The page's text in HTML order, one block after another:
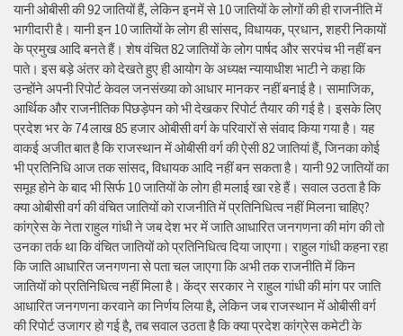
यानी ओबीसी की 92 जातियों हैं, लेकिन इनमें से 10 जातियों के लोगों की ही राजनीति में
भागीदारी है। यानी इन 10 जातियों के लोग ही सांसद, विधायक, प्रधान, शहरी निकायों
के प्रमुख आदि बनते हैं। शेष वंचित 82 जातियों के लोग पार्षद और सरपंच भी नहीं बन
पाते। इस बड़े अंतर को देखते हुए ही आयोग के अध्यक्ष न्यायाधीश भाटी ने कहा कि
उन्होंने अपनी रिपोर्ट केवल जनसंख्या को आधार मानकर नहीं बनाई है। सामाजिक,
आर्थिक और राजनीतिक पिछड़ेपन को भी देखकर रिपोर्ट तैयार की गई है। इसके लिए
प्रदेश भर के 74 लाख 85 हजार ओबीसी वर्ग के परिवारों से संवाद किया गया है। यह
वाकई अजीत बात है कि राजस्थान में ओबीसी वर्ग की ऐसी 82 जातियां हैं, जिनका कोई
भी प्रतिनिधि आज तक सांसद, विधायक आदि नहीं बन सकता है। यानी 92 जातियों का
समूह होने के बाद भी सिर्फ 10 जातियों के लोग ही मलाई खा रहे हैं। सवाल उठता है कि
क्या ओबीसी वर्ग की वंचित जातियों को राजनीति में प्रतिनिधित्व नहीं मिलना चाहिए?
कांग्रेस के नेता राहुल गांधी ने जब देश भर में जाति आधारित जनगणना की मांग की तो
उनका तर्क था कि वंचित जातियों को प्रतिनिधित्व दिया जाएगा। राहुल गांधी कहना रहा
कि जाति आधारित जनगणना से पता चल जाएगा कि अभी तक राजनीति में किन
जातियों को प्रतिनिधित्व नहीं मिला है। केंद्र सरकार ने राहुल गांधी की मांग पर जाति
आधारित जनगणना करवाने का निर्णय लिया है, लेकिन जब राजस्थान में ओबीसी वर्ग
की रिपोर्ट उजागर हो गई है, तब सवाल उठता है कि क्या प्रदेश कांग्रेस कमेटी के